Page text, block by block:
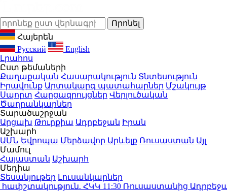
Հայերեն
Русский
English
Լրահոս
Ըստ թեմաների
Քաղաքական Հասարակություն Տնտեսություն
Իրավունք Արտակարգ պատահարներ Մշակույթ
Սպորտ Հարցազրույցներ Վերլուծական
Ծաղրանկարներ
Տարածաշրջան
Արցախ Թուրքիա Ադրբեջան Իրան
Աշխարհ
ԱՄՆ Եվրոպա Մերձավոր Արևելք Ռուսաստան Այլ
Մամուլ
Հայաստան Աշխարհ
Մեդիա
Տեսանյութեր Լուսանկարներ
ՀԿԿ11:30Ռուսաստանից Ադրբեջանի